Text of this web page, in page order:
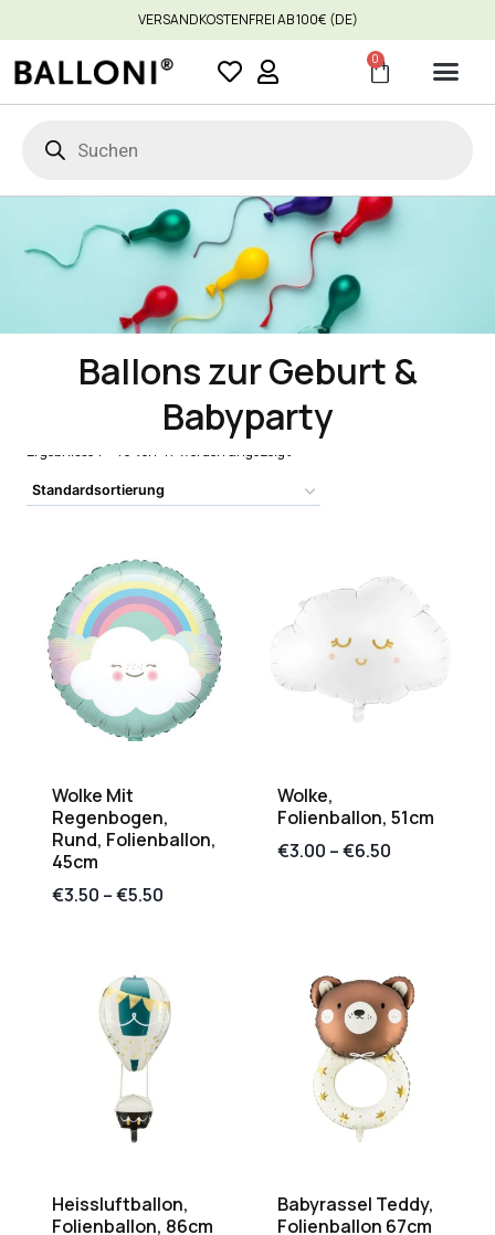
VERSANDKOSTENFREI AB 100€ (DE)
0
Ballons zur Geburt &
Babyparty
Ergebnisse 1 – 16 von 47 werden angezeigt
Wolke Mit
Regenbogen,
Rund, Folienballon,
45cm
€3.50 –€5.50
Wolke,
Folienballon, 51cm
€3.00 –€6.50
Heissluftballon,
Folienballon, 86cm
Babyrassel Teddy,
Folienballon 67cm